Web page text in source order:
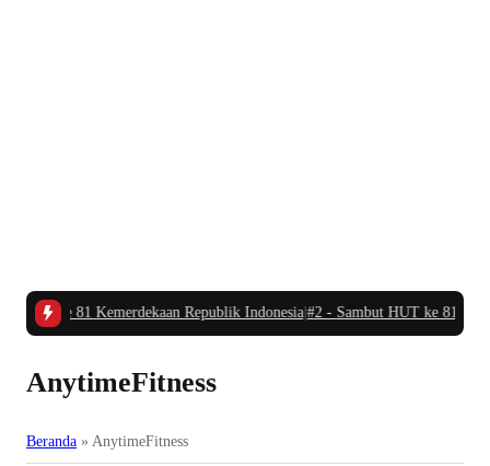
ke 81 Kemerdekaan Republik Indonesia|#2 -Sambut HUT ke 81
AnytimeFitness
Beranda » AnytimeFitness